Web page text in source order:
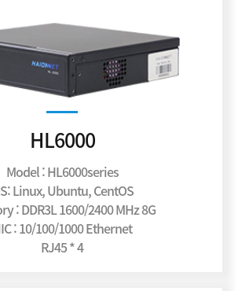
HL6000
Model : HL6000series
Linux, Ubuntu, CentOS
: DDR3L 1600/2400 MHz 8G
: 10/100/1000 Ethernet
RJ45 * 4